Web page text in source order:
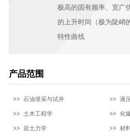
极高的固有频率、宽广
的上升时间（极为陡峭
特性曲线
产品范围
石油堪采与试井 液
土木工程学 化
岩土力学 材